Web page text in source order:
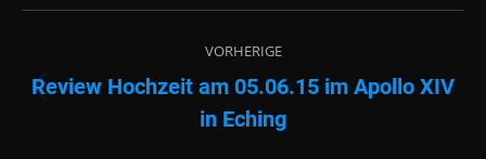
VORHERIGE
Vorheriger
Beitrag:
Review Hochzeit am 05.06.15 im Apollo XIV
in Eching